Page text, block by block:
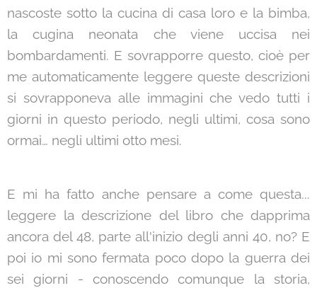
nascoste sotto la cucina di casa loro e la bimba,
la cugina neonata che viene uccisa nei
bombardamenti. E sovrapporre questo, cioè per
me automaticamente leggere queste descrizioni
si sovrapponeva alle immagini che vedo tutti i
giorni in questo periodo, negli ultimi, cosa sono
ormai… negli ultimi otto mesi.
E mi ha fatto anche pensare a come questa...
leggere la descrizione del libro che dapprima
ancora del 48, parte all'inizio degli anni 40, no? E
poi io mi sono fermata poco dopo la guerra dei
sei giorni - conoscendo comunque la storia,